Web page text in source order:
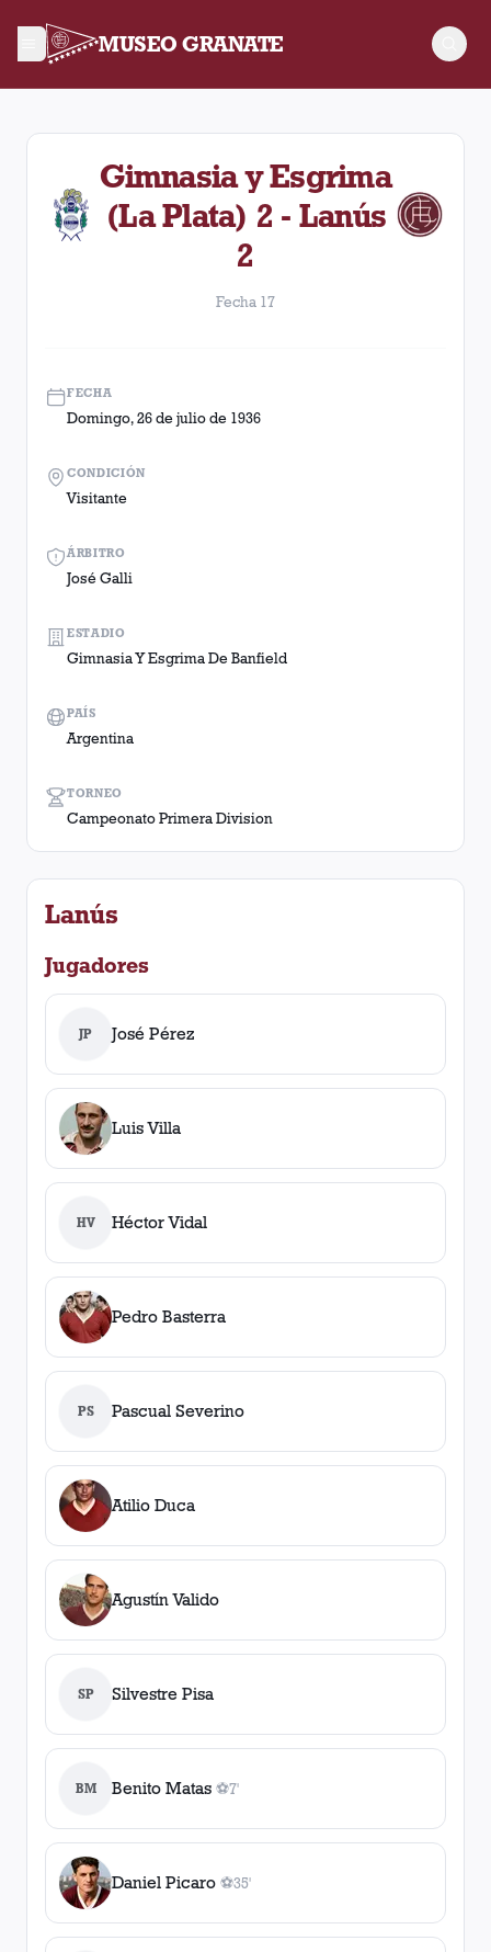
MUSEO GRANATE
Fecha 17. Partido entre Lanús y Gimnasia y Esgrima (La
Gimnasia y Esgrima
(La Plata) 2 - Lanús
2
Fecha 17
FECHA
Domingo, 26 de julio de 1936
ÁRBITRO
José Galli
TORNEO
Campeonato Primera Division
CONDICIÓN
Visitante
ESTADIO
Gimnasia Y Esgrima De Banfield
PAÍS
Argentina
Lanús
Jugadores
JP José Pérez
Luis Villa
HV Héctor Vidal
Pedro Basterra
PS Pascual Severino
Atilio Duca
Agustín Valido
SP Silvestre Pisa
BM Benito Matas ⚽
1gol
7'
Daniel Picaro ⚽
1gol
35'